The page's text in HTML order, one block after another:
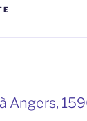
Angers,